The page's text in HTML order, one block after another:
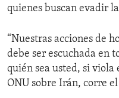
quienes buscan evadir
“Nuestras acciones de
debe ser escuchada en
quién sea usted, si viola
ONU sobre Irán, corre